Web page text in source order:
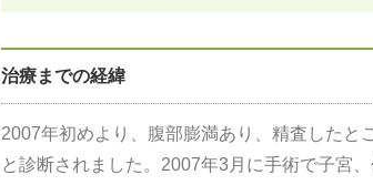
治療までの経緯
2007年初めより、腹部膨満あり、精査したと
と診断されました。2007年3月に手術で子宮